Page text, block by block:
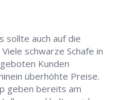
sollte auch auf die
schwarze Schafe in
Kunden
überhöhte Preise.
geben bereits am